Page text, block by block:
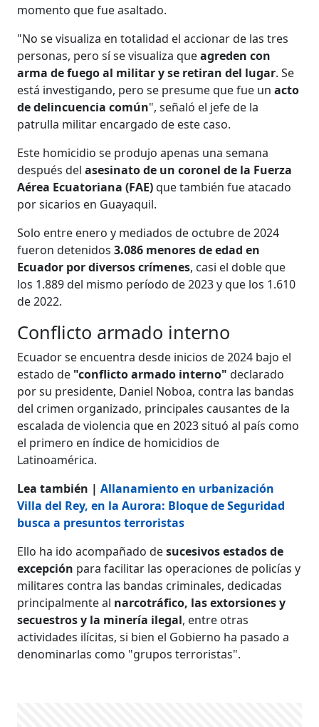
momento que fue asaltado.
"No se visualiza en totalidad el accionar de las tres
personas, pero sí se visualiza queagreden con
arma de fuego al militar y se retiran del lugar. Se
está investigando, pero se presume que fue un acto
de delincuencia común", señaló el jefe de la
patrulla militar encargado de este caso.
Este homicidio se produjo apenas una semana
después delasesinato de un coronel de la Fuerza
Aérea Ecuatoriana (FAE)que también fue atacado
por sicarios en Guayaquil.
Solo entre enero y mediados de octubre de 2024
fueron detenidos3.086 menores de edad en
Ecuador por diversos crímenes, casi el doble que
los 1.889 del mismo período de 2023 y que los 1.610
de 2022.
Conflicto armado interno
Ecuador se encuentra desde inicios de 2024 bajo el
estado de "conflicto armado interno"declarado
por su presidente, Daniel Noboa, contra las bandas
del crimen organizado, principales causantes de la
escalada de violencia que en 2023 situó al país como
el primero en índice de homicidios de
Latinoamérica.
Lea también |Allanamiento en urbanización
Villa del Rey, en la Aurora: Bloque de Seguridad
busca a presuntos terroristas
Ello ha ido acompañado desucesivos estados de
excepción para facilitar las operaciones de policías y
militares contra las bandas criminales, dedicadas
principalmente al narcotráfico, las extorsiones y
secuestros y la minería ilegal, entre otras
actividades ilícitas, si bien el Gobierno ha pasado a
denominarlas como "grupos terroristas".